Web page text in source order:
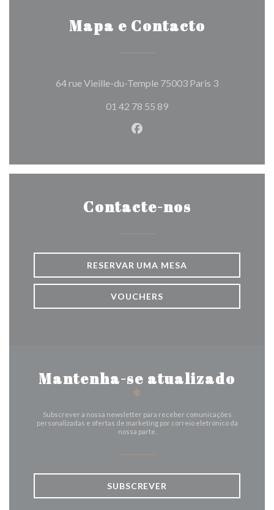
Mapa e Contacto
64 rue Vieille-du-Temple 75003 Paris 3((abre numa
01 42 78 55 89
Facebook ((abre numa nova
Contacte-nos
RESERVAR UMA MESA
VOUCHERS
Mantenha-se atualizado
*
Subscrever a nossa newsletter para receber comunicações
personalizadas e ofertas de marketing por correio eletrónico da
nossa parte.
SUBSCREVER